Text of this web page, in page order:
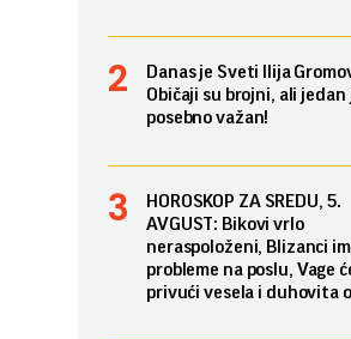
Danas je Sveti Ilija
Običaji su brojni, ali jedan
posebno važan!
HOROSKOP ZA SREDU, 5.
AVGUST: Bikovi vrlo
neraspoloženi, Blizanci
probleme na poslu, Vage
privući vesela i duhovita